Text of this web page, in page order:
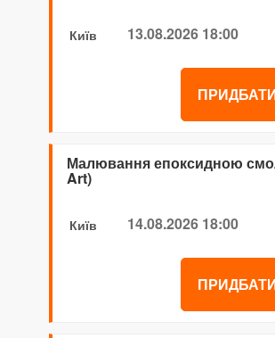
Київ 13.08.2026 18:00
Малювання епоксидною
Art)
Київ 14.08.2026 18:00